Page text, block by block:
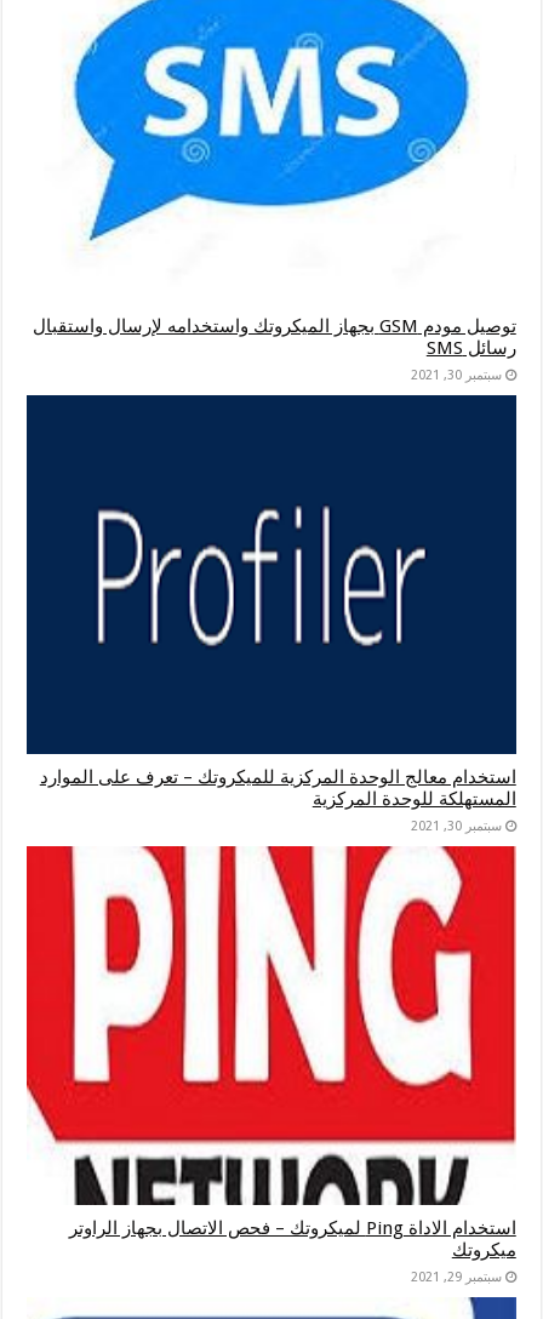
توصيل مودم GSM بجهاز الميكروتك واستخدامه لإرسال واستقبال
رسائل SMS
سبتمبر 30, 2021
استخدام معالج الوحدة المركزية للميكروتك – تعرف على الموارد
المستهلكة للوحدة المركزية
سبتمبر 30, 2021
استخدام الاداة Ping لميكروتك – فحص الاتصال بجهاز الراوتر
ميكروتك
سبتمبر 29, 2021